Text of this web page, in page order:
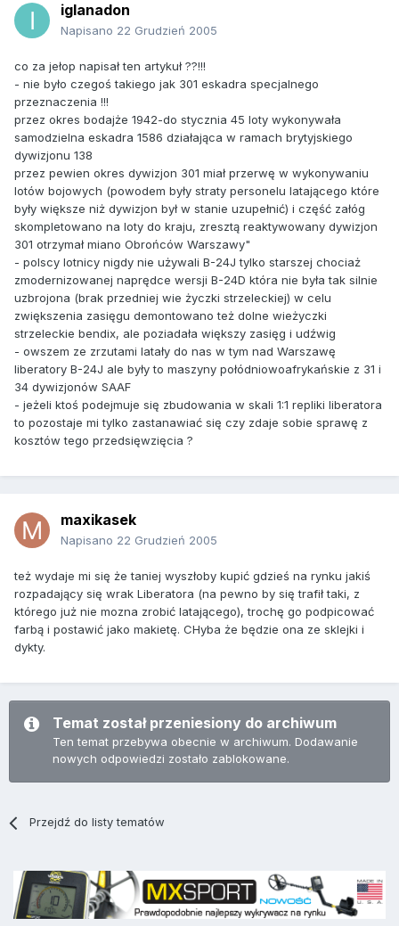
iglanadon
Napisano 22 Grudzień 2005
co za jełop napisał ten artykuł ??!!!
- nie było czegoś takiego jak 301 eskadra specjalnego
przeznaczenia !!!
przez okres bodajże 1942-do stycznia 45 loty wykonywała
samodzielna eskadra 1586 działająca w ramach brytyjskiego
dywizjonu 138
przez pewien okres dywizjon 301 miał przerwę w wykonywaniu
lotów bojowych (powodem były straty personelu latającego które
były większe niż dywizjon był w stanie uzupełnić) i część załóg
skompletowano na loty do kraju, zresztą reaktywowany dywizjon
301 otrzymał miano Obrońców Warszawy"
- polscy lotnicy nigdy nie używali B-24J tylko starszej chociaż
zmodernizowanej naprędce wersji B-24D która nie była tak silnie
uzbrojona (brak przedniej wie życzki strzeleckiej) w celu
zwiększenia zasięgu demontowano też dolne wieżyczki
strzeleckie bendix, ale poziadała większy zasięg i udźwig
- owszem ze zrzutami latały do nas w tym nad Warszawę
liberatory B-24J ale były to maszyny połódniowoafrykańskie z 31 i
34 dywizjonów SAAF
- jeżeli ktoś podejmuje się zbudowania w skali 1:1 repliki liberatora
to pozostaje mi tylko zastanawiać się czy zdaje sobie sprawę z
kosztów tego przedsięwzięcia ?
maxikasek
Napisano 22 Grudzień 2005
też wydaje mi się że taniej wyszłoby kupić gdzieś na rynku jakiś
rozpadający się wrak Liberatora (na pewno by się trafił taki, z
którego już nie mozna zrobić latającego), trochę go podpicować
farbą i postawić jako makietę. CHyba że będzie ona ze sklejki i
dykty.
Temat został przeniesiony do archiwum
Ten temat przebywa obecnie w archiwum. Dodawanie
nowych odpowiedzi zostało zablokowane.
Przejdź do listy tematów